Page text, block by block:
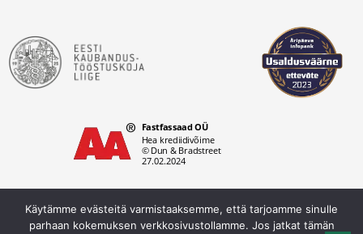
Käytämme evästeitä varmistaaksemme, että tarjoamme sinulle
parhaan kokemuksen verkkosivustollamme. Jos jatkat tämän